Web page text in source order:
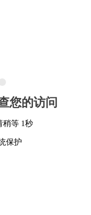
您的访问
稍等 1秒
保护